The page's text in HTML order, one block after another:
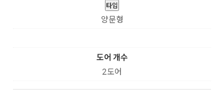
타입
양문형
도어 개수
2도어